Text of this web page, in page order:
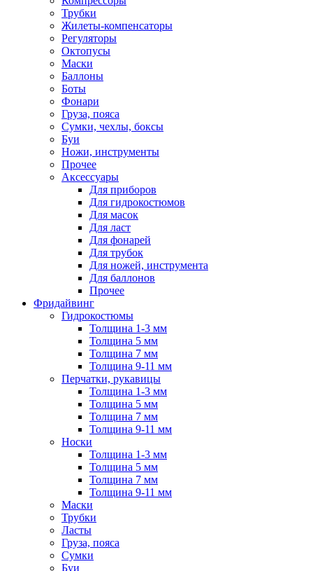
Трубки
Жилеты-компенсаторы
Регуляторы
Октопусы
Маски
Баллоны
Боты
Фонари
Груза, пояса
Сумки, чехлы, боксы
Буи
Ножи, инструменты
Прочее
Аксессуары
Для приборов
Для гидрокостюмов
Для масок
Для ласт
Для фонарей
Для трубок
Для ножей, инструмента
Для баллонов
Прочее
Фридайвинг
Гидрокостюмы
Толщина 1-3 мм
Толщина 5 мм
Толщина 7 мм
Толщина 9-11 мм
Перчатки, рукавицы
Толщина 1-3 мм
Толщина 5 мм
Толщина 7 мм
Толщина 9-11 мм
Носки
Толщина 1-3 мм
Толщина 5 мм
Толщина 7 мм
Толщина 9-11 мм
Маски
Трубки
Ласты
Груза, пояса
Сумки
Буи